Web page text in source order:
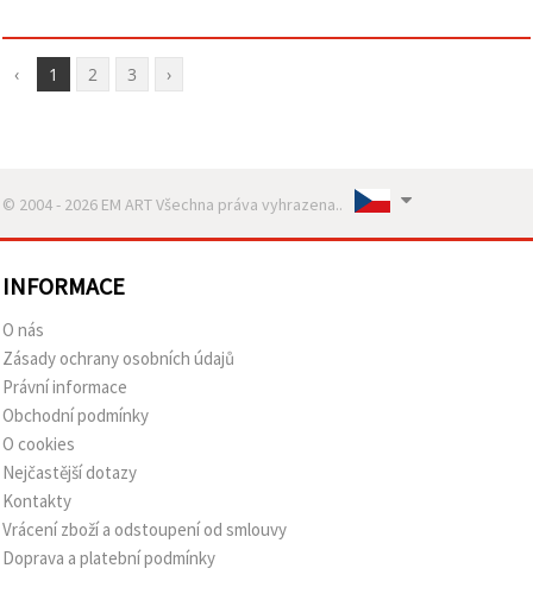
‹ 1 2 3 ›
© 2004 - 2026 EM ART Všechna práva vyhrazena..
INFORMACE
O nás
Zásady ochrany osobních údajů
Právní informace
Obchodní podmínky
O cookies
Nejčastější dotazy
Kontakty
Vrácení zboží a odstoupení od smlouvy
Doprava a platební podmínky